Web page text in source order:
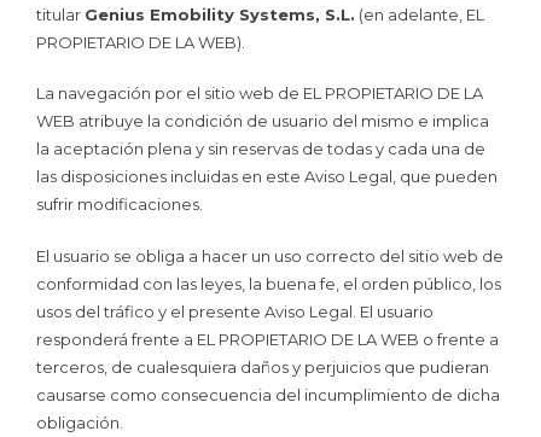
titular Genius Emobility Systems, S.L. (en adelante, EL
PROPIETARIO DE LA WEB).
La navegación por el sitio web de EL PROPIETARIO DE LA
WEB atribuye la condición de usuario del mismo e implica
la aceptación plena y sin reservas de todas y cada una de
las disposiciones incluidas en este Aviso Legal, que pueden
sufrir modificaciones.
El usuario se obliga a hacer un uso correcto del sitio web de
conformidad con las leyes, la buena fe, el orden público, los
usos del tráfico y el presente Aviso Legal. El usuario
responderá frente a EL PROPIETARIO DE LA WEB o frente a
terceros, de cualesquiera daños y perjuicios que pudieran
causarse como consecuencia del incumplimiento de dicha
obligación.